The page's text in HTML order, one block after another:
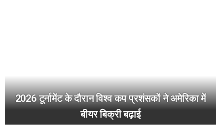
2026 टूर्नामेंट के दौरान विश्व कप प्रशंसकों ने अमेरिका में
बीयर बिक्री बढ़ाई